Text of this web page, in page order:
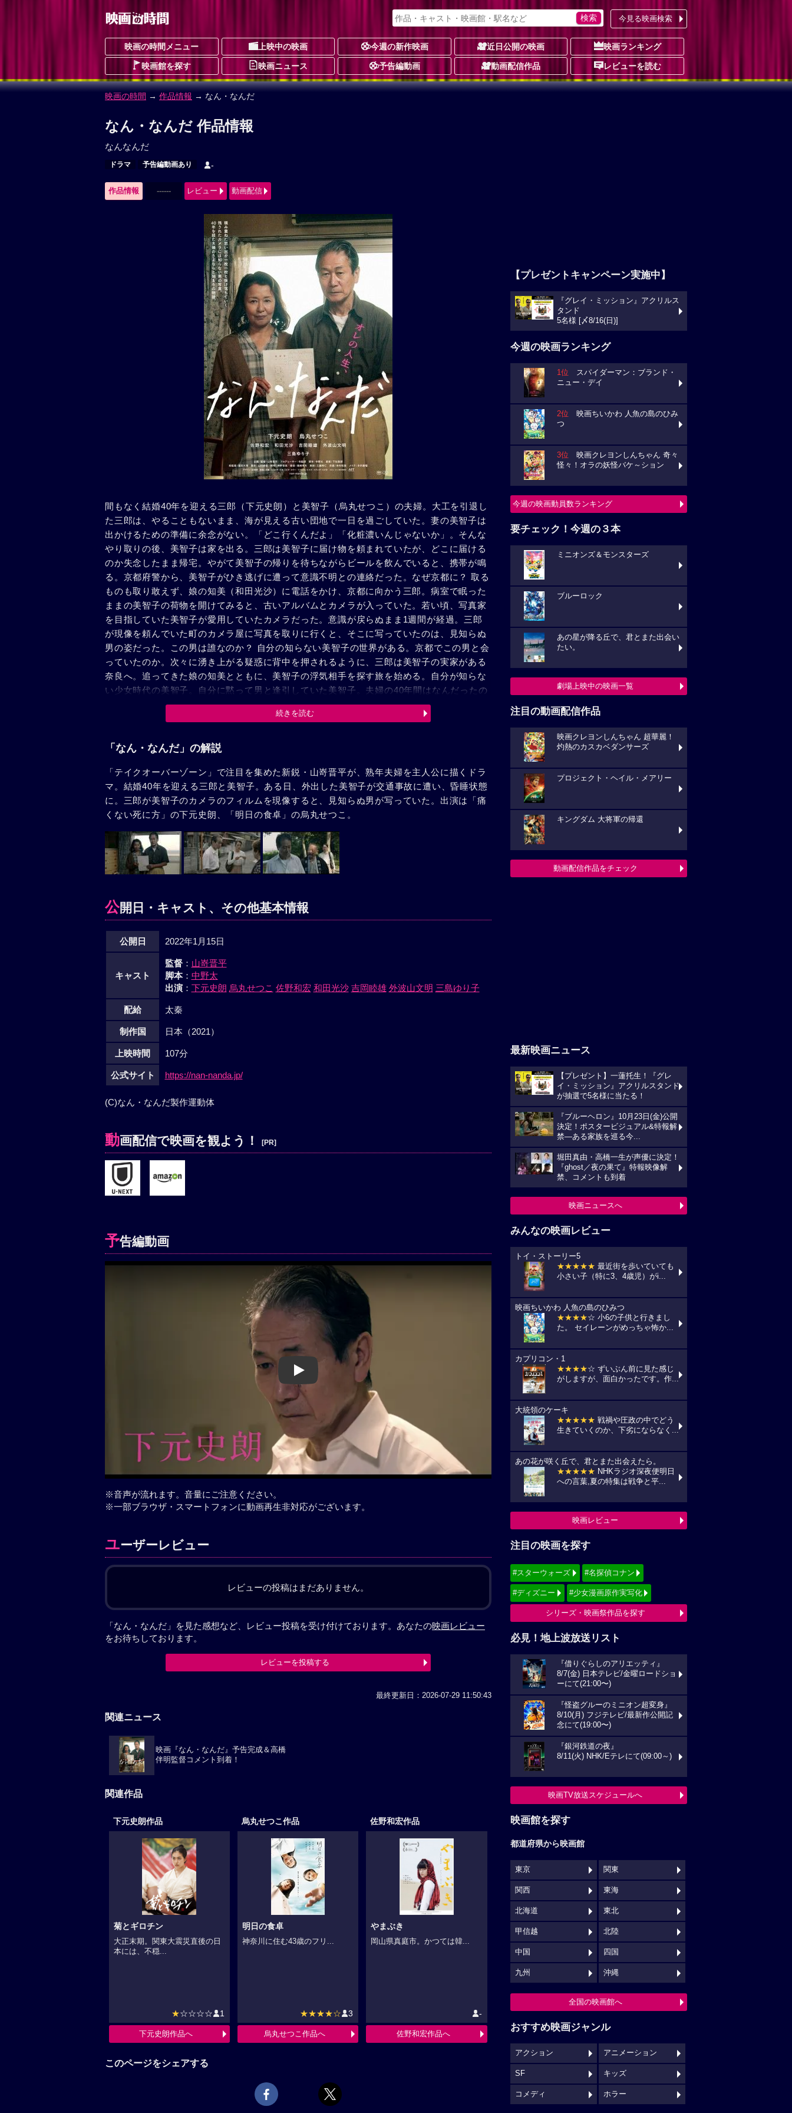
今見る映画検索
映画の時間メニュー 上映中の映画 今週の新作映画 近日公開の映画 映画ランキング
映画館を探す 映画ニュース 予告編動画 動画配信作品 レビューを読む
映画の時間 → 作品情報 → なん・なんだ
なん・なんだ 作品情報
なんなんだ
ドラマ 予告編動画あり -
作品情報 ------ レビュー 動画配信
間もなく結婚40年を迎える三郎（下元史朗）と美智子（烏丸せつこ）の夫婦。大工を引退し
た三郎は、やることもないまま、海が見える古い団地で一日を過ごしていた。妻の美智子は
出かけるための準備に余念がない。「どこ行くんだよ」「化粧濃いんじゃないか」。そんな
やり取りの後、美智子は家を出る。三郎は美智子に届け物を頼まれていたが、どこに届ける
のか失念したまま帰宅。やがて美智子の帰りを待ちながらビールを飲んでいると、携帯が鳴
る。京都府警から、美智子がひき逃げに遭って意識不明との連絡だった。なぜ京都に？ 取る
ものも取り敢えず、娘の知美（和田光沙）に電話をかけ、京都に向かう三郎。病室で眠った
ままの美智子の荷物を開けてみると、古いアルバムとカメラが入っていた。若い頃、写真家
を目指していた美智子が愛用していたカメラだった。意識が戻らぬまま1週間が経過。三郎
が現像を頼んでいた町のカメラ屋に写真を取りに行くと、そこに写っていたのは、見知らぬ
男の姿だった。この男は誰なのか？ 自分の知らない美智子の世界がある。京都でこの男と会
っていたのか。次々に湧き上がる疑惑に背中を押されるように、三郎は美智子の実家がある
奈良へ。追ってきた娘の知美とともに、美智子の浮気相手を探す旅を始める。自分が知らな
い少女時代の美智子。自分に黙って男と逢引していた美智子。夫婦の40年間はなんだったの
か。美智子と重ねた思い出が、ひとつ、またひとつと抜け落ちていく……。
続きを読む
「なん・なんだ」の解説
「テイクオーバーゾーン」で注目を集めた新鋭・山嵜晋平が、熟年夫婦を主人公に描くドラ
マ。結婚40年を迎える三郎と美智子。ある日、外出した美智子が交通事故に遭い、昏睡状態
に。三郎が美智子のカメラのフィルムを現像すると、見知らぬ男が写っていた。出演は「痛
くない死に方」の下元史朗、「明日の食卓」の烏丸せつこ。
公開日・キャスト、その他基本情報
公開日 2022年1月15日
キャスト
監督： 山嵜晋平
脚本： 中野太
出演： 下元史朗 烏丸せつこ 佐野和宏 和田光沙 吉岡睦雄 外波山文明 三島ゆり子
配給 太秦
制作国 日本（2021）
上映時間 107分
公式サイト https://nan-nanda.jp/
(C)なん・なんだ製作運動体
動画配信で映画を観よう！ [PR]
予告編動画
Play
※音声が流れます。音量にご注意ください。
※一部ブラウザ・スマートフォンに動画再生非対応がございます。
ユーザーレビュー
レビューの投稿はまだありません。
「なん・なんだ」を見た感想など、レビュー投稿を受け付けております。あなたの映画レビュー
をお待ちしております。
レビューを投稿する
最終更新日：2026-07-29 11:50:43
関連ニュース
映画『なん・なんだ』予告完成＆高橋
伴明監督コメント到着！
関連作品
下元史朗作品
菊とギロチン
大正末期。関東大震災直後の日
本には、不穏...
★☆☆☆☆ 1
下元史朗作品へ
烏丸せつこ作品
明日の食卓
神奈川に住む43歳のフリ...
★★★★☆ 3
烏丸せつこ作品へ
佐野和宏作品
やまぶき
岡山県真庭市。かつては韓...
-
佐野和宏作品へ
このページをシェアする
【プレゼントキャンペーン実施中】
『グレイ・ミッション』アクリルス
タンド
5名様 [〆8/16(日)]
今週の映画ランキング
1位 スパイダーマン：ブランド・
ニュー・デイ
2位 映画ちいかわ 人魚の島のひみ
つ
3位 映画クレヨンしんちゃん 奇々
怪々！オラの妖怪バケ～ション
今週の映画動員数ランキング
要チェック！今週の３本
ミニオンズ＆モンスターズ
ブルーロック
あの星が降る丘で、君とまた出会い
たい。
劇場上映中の映画一覧
注目の動画配信作品
映画クレヨンしんちゃん 超華麗！
灼熱のカスカベダンサーズ
プロジェクト・ヘイル・メアリー
キングダム 大将軍の帰還
動画配信作品をチェック
最新映画ニュース
【プレゼント】一蓮托生！『グレ
イ・ミッション』アクリルスタンド
が抽選で5名様に当たる！
『ブルーヘロン』10月23日(金)公開
決定！ポスタービジュアル&特報解
禁―ある家族を巡る今...
堀田真由・高橋一生が声優に決定！
『ghost／夜の果て』特報映像解
禁、コメントも到着
映画ニュースへ
みんなの映画レビュー
トイ・ストーリー5
★★★★★ 最近街を歩いていても
小さい子（特に3、4歳児）がi...
映画ちいかわ 人魚の島のひみつ
★★★★☆ 小6の子供と行きまし
た。 セイレーンがめっちゃ怖か...
カプリコン・1
★★★★☆ ずいぶん前に見た感じ
がしますが、面白かったです。作...
大統領のケーキ
★★★★★ 戦禍や圧政の中でどう
生きていくのか、下劣にならなく...
あの花が咲く丘で、君とまた出会えたら。
★★★★★ NHKラジオ深夜便明日
への言葉,夏の特集は戦争と平...
映画レビュー
注目の映画を探す
#スターウォーズ #名探偵コナン
#ディズニー #少女漫画原作実写化
シリーズ・映画祭作品を探す
必見！地上波放送リスト
『借りぐらしのアリエッティ』
8/7(金) 日本テレビ/金曜ロードショ
ーにて(21:00〜)
『怪盗グルーのミニオン超変身』
8/10(月) フジテレビ/最新作公開記
念にて(19:00〜)
『銀河鉄道の夜』
8/11(火) NHK/Eテレにて(09:00～)
映画TV放送スケジュールへ
映画館を探す
都道府県から映画館
東京 関東
関西 東海
北海道 東北
甲信越 北陸
中国 四国
九州 沖縄
全国の映画館へ
おすすめ映画ジャンル
アクション アニメーション
SF キッズ
コメディ ホラー